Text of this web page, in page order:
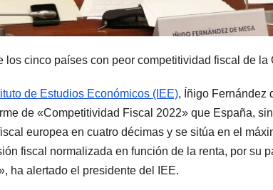
los cinco países con peor competitividad fiscal de
de Estudios Económicos (IEE), Íñigo Fernández
de «Competitividad Fiscal 2022» que España,
europea en cuatro décimas y se sitúa en el
fiscal normalizada en función de la renta, por su
ha alertado el presidente del IEE.